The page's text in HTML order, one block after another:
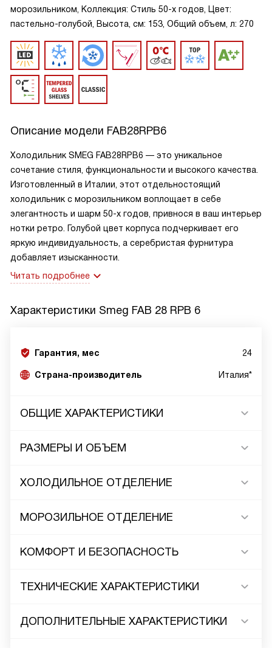
морозильником, Коллекция: Стиль 50-х годов, Цвет:
пастельно-голубой, Высота, см: 153, Общий объем, л: 270
Описание модели FAB28RPB6
Холодильник SMEG FAB28RPB6 — это уникальное
сочетание стиля, функциональности и высокого качества.
Изготовленный в Италии, этот отдельностоящий
холодильник с морозильником воплощает в себе
элегантность и шарм 50-х годов, привнося в ваш интерьер
нотки ретро. Голубой цвет корпуса подчеркивает его
яркую индивидуальность, а серебристая фурнитура
добавляет изысканности.
Читать подробнее
Характеристики Smeg FAB 28 RPB 6
Гарантия, мес 24
Страна-производитель Италия*
ОБЩИЕ ХАРАКТЕРИСТИКИ
РАЗМЕРЫ И ОБЪЕМ
ХОЛОДИЛЬНОЕ ОТДЕЛЕНИЕ
МОРОЗИЛЬНОЕ ОТДЕЛЕНИЕ
КОМФОРТ И БЕЗОПАСНОСТЬ
ТЕХНИЧЕСКИЕ ХАРАКТЕРИСТИКИ
ДОПОЛНИТЕЛЬНЫЕ ХАРАКТЕРИСТИКИ